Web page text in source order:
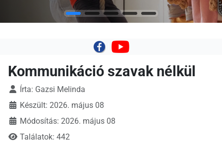
Kommunikáció szavak nélkül
Írta: Gazsi Melinda
Készült: 2026. május 08
Módosítás: 2026. május 08
Találatok: 442